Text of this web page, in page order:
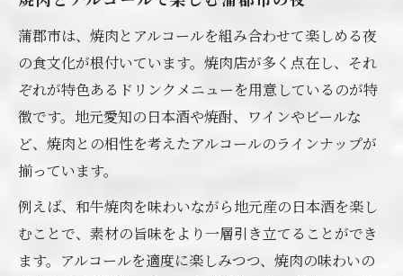
蒲郡市で選べる焼肉向けドリンクとは
アルコール好き必見の焼肉体験
焼肉とアルコールで叶う贅沢な時間
焼肉宴会で押さえたいドリンクの選び方
アルコールと焼肉で広がる食の楽しみ方
焼肉体験を彩るアルコールペアリング術
焼肉とお酒で味わう蒲郡市の粋な夜
ご当地グルメで味わう焼肉の魅力
蒲郡市は、焼肉とアルコールを組み合わせて楽しめる夜
の食文化が根付いています。焼肉店が多く点在し、それ
ぞれが特色あるドリンクメニューを用意しているのが特
徴です。地元愛知の日本酒や焼酎、ワインやビールな
ど、焼肉との相性を考えたアルコールのラインナップが
揃っています。
例えば、和牛焼肉を味わいながら地元産の日本酒を楽し
むことで、素材の旨味をより一層引き立てることができ
ます。アルコールを適度に楽しみつつ、焼肉の味わいの